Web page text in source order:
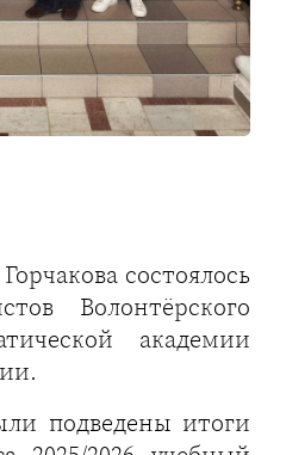
состоялось
Волонтёрского
академии
подведены итоги